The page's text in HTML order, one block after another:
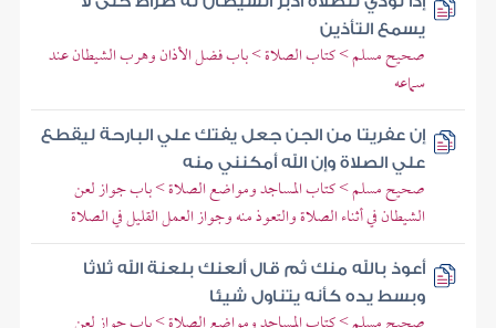
يسمع التأذين
صحيح مسلم > كتاب الصلاة > باب فضل الأذان وهرب الشيطان عند
سماعه
إن عفريتا من الجن جعل يفتك علي البارحة ليقطع
علي الصلاة وإن الله أمكنني منه
صحيح مسلم > كتاب المساجد ومواضع الصلاة > باب جواز لعن
الشيطان في أثناء الصلاة والتعوذ منه وجواز العمل القليل في الصلاة
أعوذ بالله منك ثم قال ألعنك بلعنة الله ثلاثا
وبسط يده كأنه يتناول شيئا